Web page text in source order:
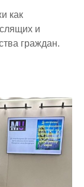
как
и
граждан.